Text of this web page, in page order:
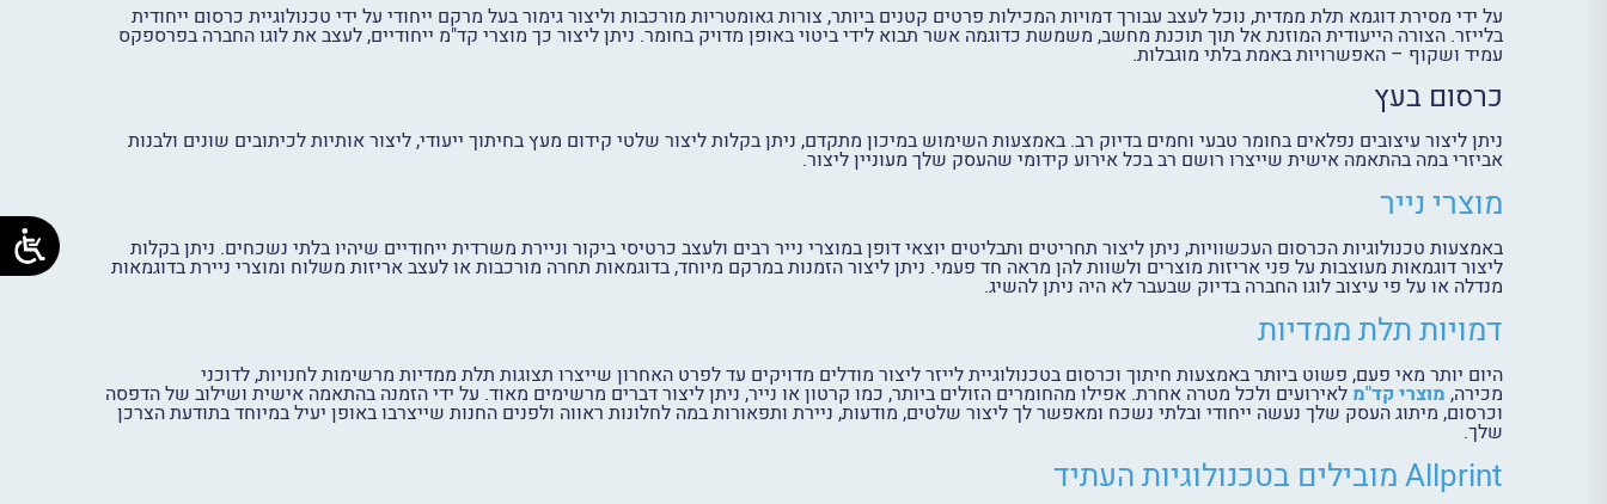
על ידי מסירת דוגמא תלת ממדית, נוכל לעצב עבורך דמויות המכילות פרטים קטנים ביותר, צורות גאומטריות מורכבות וליצור גימור בעל מרקם ייחודי על ידי טכנולוגיית כרסום ייחודית
בלייזר. הצורה הייעודית המוזנת אל תוך תוכנת מחשב, משמשת כדוגמה אשר תבוא לידי ביטוי באופן מדויק בחומר. ניתן ליצור כך מוצרי קד"מ ייחודיים, לעצב את לוגו החברה בפרספקס
עמיד ושקוף – האפשרויות באמת בלתי מוגבלות.
כרסום בעץ
ניתן ליצור עיצובים נפלאים בחומר טבעי וחמים בדיוק רב. באמצעות השימוש במיכון מתקדם, ניתן בקלות ליצור שלטי קידום מעץ בחיתוך ייעודי, ליצור אותיות לכיתובים שונים ולבנות
אביזרי במה בהתאמה אישית שייצרו רושם רב בכל אירוע קידומי שהעסק שלך מעוניין ליצור.
מוצרי נייר
באמצעות טכנולוגיות הכרסום העכשוויות, ניתן ליצור תחריטים ותבליטים יוצאי דופן במוצרי נייר רבים ולעצב כרטיסי ביקור וניירת משרדית ייחודיים שיהיו בלתי נשכחים. ניתן בקלות
ליצור דוגמאות מעוצבות על פני אריזות מוצרים ולשוות להן מראה חד פעמי. ניתן ליצור הזמנות במרקם מיוחד, בדוגמאות תחרה מורכבות או לעצב אריזות משלוח ומוצרי ניירת בדוגמאות
מנדלה או על פי עיצוב לוגו החברה בדיוק שבעבר לא היה ניתן להשיג.
דמויות תלת ממדיות
היום יותר מאי פעם, פשוט ביותר באמצעות חיתוך וכרסום בטכנולוגיית לייזר ליצור מודלים מדויקים עד לפרט האחרון שייצרו תצוגות תלת ממדיות מרשימות לחנויות, לדוכני
מכירה, מוצרי קד"מ לאירועים ולכל מטרה אחרת. אפילו מהחומרים הזולים ביותר, כמו קרטון או נייר, ניתן ליצור דברים מרשימים מאוד. על ידי הזמנה בהתאמה אישית ושילוב של הדפסה
וכרסום, מיתוג העסק שלך נעשה ייחודי ובלתי נשכח ומאפשר לך ליצור שלטים, מודעות, ניירת ותפאורות במה לחלונות ראווה ולפנים החנות שייצרבו באופן יעיל במיוחד בתודעת הצרכן
שלך.
Allprint מובילים בטכנולוגיות העתיד